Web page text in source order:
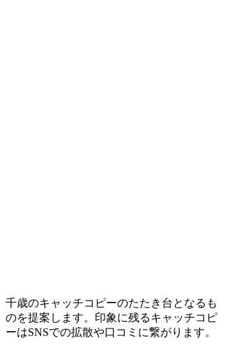
千歳のキャッチコピーのたたき台となるも
のを提案します。印象に残るキャッチコピ
ーはSNSでの拡散や口コミに繋がります。